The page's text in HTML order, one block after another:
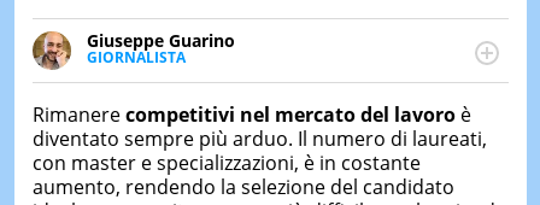
IERI
Giuseppe Guarino
GIORNALISTA
Ph(D) in Diritto Comparato e processi di
integrazione e attivo nel campo della ricerca, in
particolare sulla Storia contemporanea di America
Latina e Spagna. Collabora con numerose testate ed
è presidente dell'Associazione Culturale "La
Biblioteca del Sannio".
Rimanerecompetitivi nel mercato del lavoroè
diventato sempre più arduo. Il numero di laureati,
con master e specializzazioni, è in costante
aumento, rendendo la selezione del candidato